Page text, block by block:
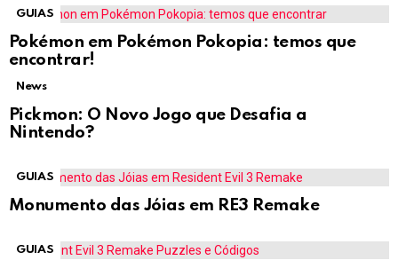
GUIAS
Pokémon em Pokémon Pokopia: temos que
encontrar!
News
Pickmon: O Novo Jogo que Desafia a
Nintendo?
GUIAS
Monumento das Jóias em RE3 Remake
GUIAS